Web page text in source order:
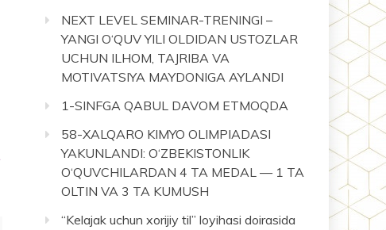
NEXT LEVEL SEMINAR-TRENINGI –
YANGI O‘QUV YILI OLDIDAN USTOZLAR
UCHUN ILHOM, TAJRIBA VA
MOTIVATSIYA MAYDONIGA AYLANDI
1-SINFGA QABUL DAVOM ETMOQDA
58-XALQARO KIMYO OLIMPIADASI
YAKUNLANDI: O‘ZBEKISTONLIK
O‘QUVCHILARDAN 4 TA MEDAL — 1 TA
OLTIN VA 3 TA KUMUSH
“Kelajak uchun xorijiy til” loyihasi doirasida